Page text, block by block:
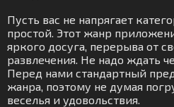
Пусть вас не напрягает
простой. Этот жанр
яркого досуга, перерыва от
развлечения. Не надо ждать
Перед нами стандартный
жанра, поэтому не думая
веселья и удовольствия.